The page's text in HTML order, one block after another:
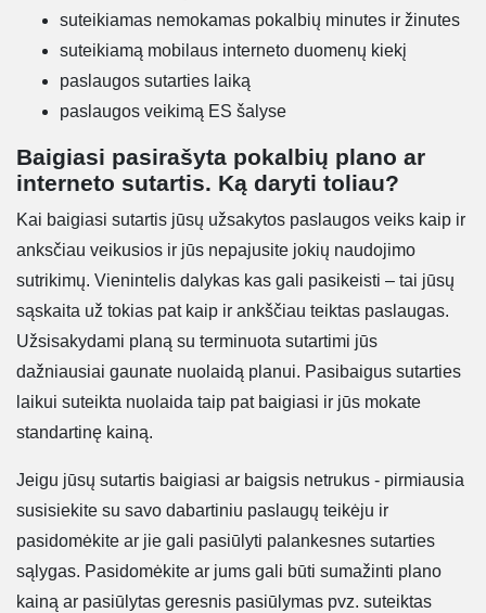
suteikiamas nemokamas pokalbių minutes ir žinutes
suteikiamą mobilaus interneto duomenų kiekį
paslaugos sutarties laiką
paslaugos veikimą ES šalyse
Baigiasi pasirašyta pokalbių plano ar
interneto sutartis. Ką daryti toliau?
Kai baigiasi sutartis jūsų užsakytos paslaugos veiks kaip ir
anksčiau veikusios ir jūs nepajusite jokių naudojimo
sutrikimų. Vienintelis dalykas kas gali pasikeisti – tai jūsų
sąskaita už tokias pat kaip ir ankščiau teiktas paslaugas.
Užsisakydami planą su terminuota sutartimi jūs
dažniausiai gaunate nuolaidą planui. Pasibaigus sutarties
laikui suteikta nuolaida taip pat baigiasi ir jūs mokate
standartinę kainą.
Jeigu jūsų sutartis baigiasi ar baigsis netrukus - pirmiausia
susisiekite su savo dabartiniu paslaugų teikėju ir
pasidomėkite ar jie gali pasiūlyti palankesnes sutarties
sąlygas. Pasidomėkite ar jums gali būti sumažinti plano
kainą ar pasiūlytas geresnis pasiūlymas pvz. suteiktas